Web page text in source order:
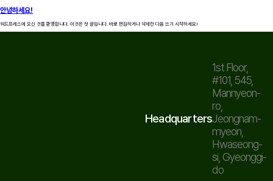
안녕하세요!
워드프레스에 오신 것을 환영합니다. 이것은 첫 글입니다. 바로 편집하거나 삭제한 다음 쓰기 시작하세요!
Headquarters
1st Floor,
#101, 545,
Mannyeon-
ro,
Jeongnam-
myeon,
Hwaseong-
si, Gyeonggi-
do